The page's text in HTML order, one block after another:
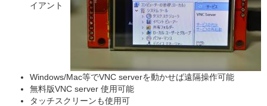
イアント
Windows/Mac等でVNC serverを動かせば遠隔操作可能
無料版VNC server 使用可能
タッチスクリーンも使用可